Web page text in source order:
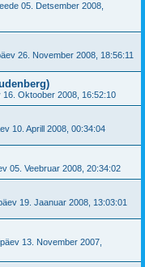
05. Detsember 2008,
26. November 2008, 18:56:11
16. Oktoober 2008, 16:52:10
10. Aprill 2008, 00:34:04
05. Veebruar 2008, 20:34:02
19. Jaanuar 2008, 13:03:01
13. November 2007,